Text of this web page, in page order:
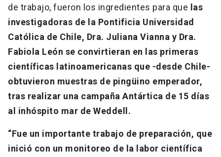
de trabajo, fueron los ingredientes para que las
investigadoras de la Pontificia Universidad
Católica de Chile, Dra. Juliana Vianna y Dra.
Fabiola León se convirtieran en las primeras
científicas latinoamericanas que -desde Chile-
obtuvieron muestras de pingüino emperador,
tras realizar una campaña Antártica de 15 días
al inhóspito mar de Weddell.
“Fue un importante trabajo de preparación, que
inició con un monitoreo de la labor científica